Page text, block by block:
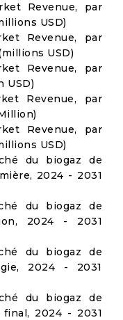
Revenue, par
USD)
Revenue, par
USD)
Revenue, par
USD)
Revenue, par
Revenue, par
USD)
du biogaz de
2024 - 2031
du biogaz de
2024 - 2031
du biogaz de
2024 - 2031
du biogaz de
2024 - 2031